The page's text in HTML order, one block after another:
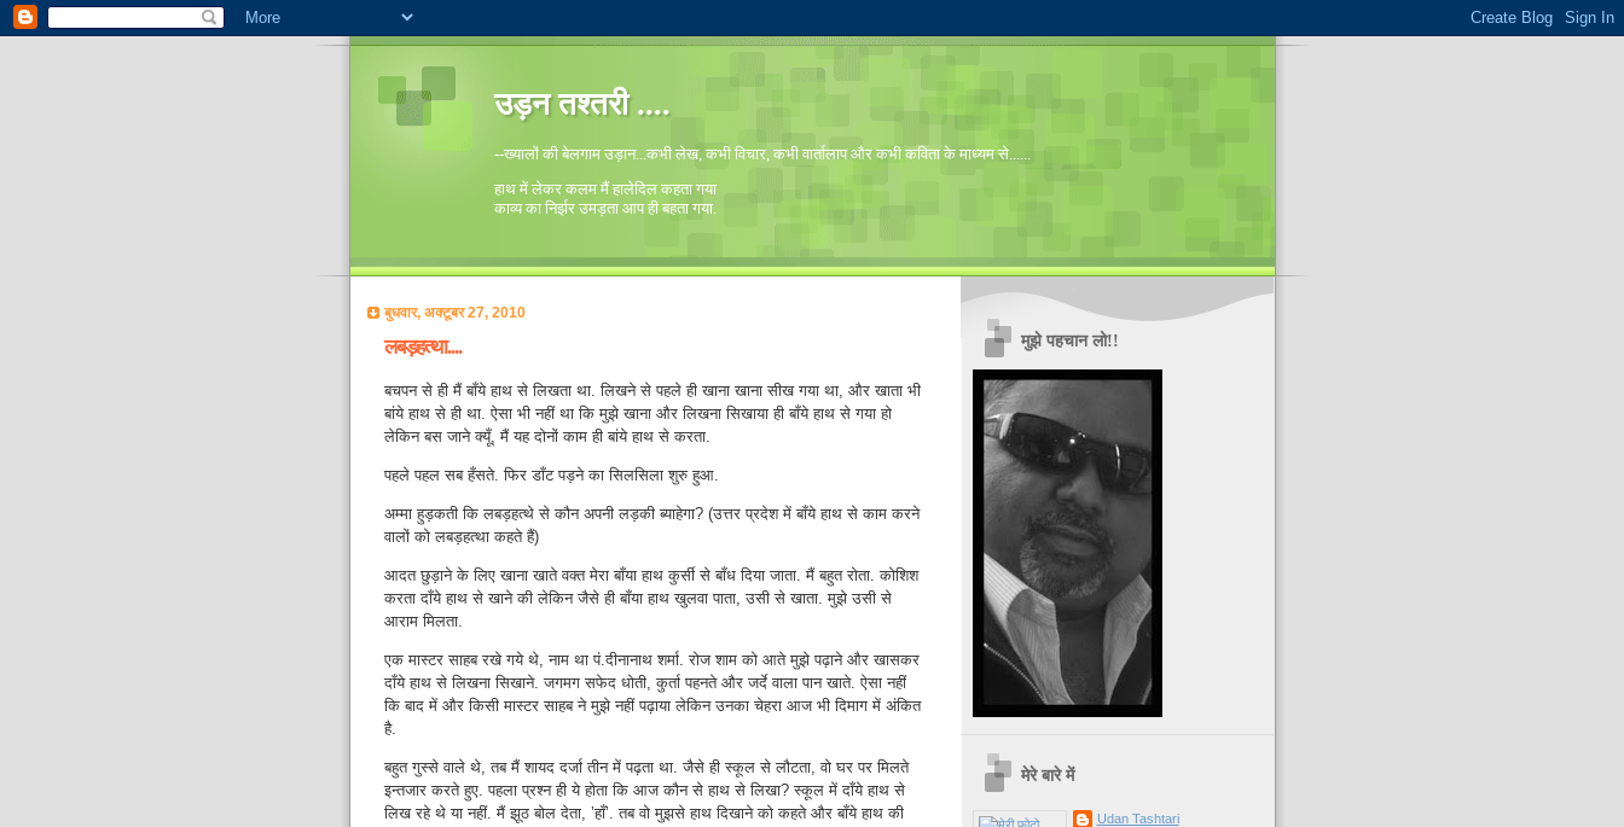
उड़न तश्तरी ....
--ख्यालों की बेलगाम उड़ान...कभी लेख, कभी विचार, कभी वार्तालाप और कभी कविता के माध्यम से......
हाथ में लेकर कलम मैं हालेदिल कहता गया
काव्य का निर्झर उमड़ता आप ही बहता गया.
बुधवार, अक्टूबर 27, 2010
लबड़हत्था....
बचपन से ही मैं बाँये हाथ से लिखता था. लिखने से पहले ही खाना खाना सीख गया था, और खाता भी
बांये हाथ से ही था. ऐसा भी नहीं था कि मुझे खाना और लिखना सिखाया ही बाँये हाथ से गया हो
लेकिन बस जाने क्यूँ, मैं यह दोनों काम ही बांये हाथ से करता.
पहले पहल सब हँसते. फिर डाँट पड़ने का सिलसिला शुरु हुआ.
अम्मा हुड़कती कि लबड़हत्थे से कौन अपनी लड़की ब्याहेगा? (उत्तर प्रदेश में बाँये हाथ से काम करने
वालों को लबड़हत्था कहते हैं)
आदत छुड़ाने के लिए खाना खाते वक्त मेरा बाँया हाथ कुर्सी से बाँध दिया जाता. मैं बहुत रोता. कोशिश
करता दाँये हाथ से खाने की लेकिन जैसे ही बाँया हाथ खुलवा पाता, उसी से खाता. मुझे उसी से
आराम मिलता.
एक मास्टर साहब रखे गये थे, नाम था पं.दीनानाथ शर्मा. रोज शाम को आते मुझे पढ़ाने और खासकर
दाँये हाथ से लिखना सिखाने. जगमग सफेद धोती, कुर्ता पहनते और जर्दे वाला पान खाते. ऐसा नहीं
कि बाद में और किसी मास्टर साहब ने मुझे नहीं पढ़ाया लेकिन उनका चेहरा आज भी दिमाग में अंकित
है.
बहुत गुस्से वाले थे, तब मैं शायद दर्जा तीन में पढ़ता था. जैसे ही स्कूल से लौटता, वो घर पर मिलते
इन्तजार करते हुए. पहला प्रश्न ही ये होता कि आज कौन से हाथ से लिखा? स्कूल में दाँये हाथ से
लिख रहे थे या नहीं. मैं झूठ बोल देता, ’हाँ’. तब वो मुझसे हाथ दिखाने को कहते और बाँये हाथ की
मुझे पहचान लो!!
मेरे बारे में
Udan Tashtari